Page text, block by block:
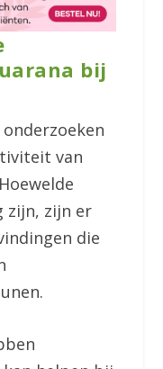
bij
van
zijn, zijn er
die